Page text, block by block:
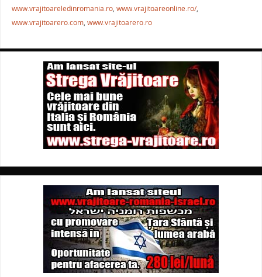
www.vrajitoareledinromania.ro, www.vrajitoareonline.ro/,
www.vrajitoarero.com, www.vrajitoarero.ro